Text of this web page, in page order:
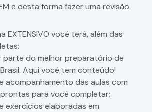
e desta forma fazer uma revisão
EXTENSIVO você terá, além das
parte do melhor preparatório de
Aqui você tem conteúdo!
acompanhamento das aulas com
para você completar;
exercícios elaboradas em